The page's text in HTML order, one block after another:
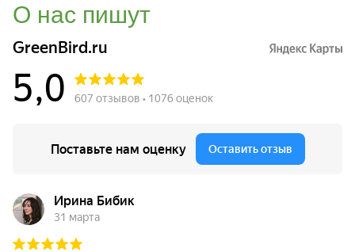
О нас пишут